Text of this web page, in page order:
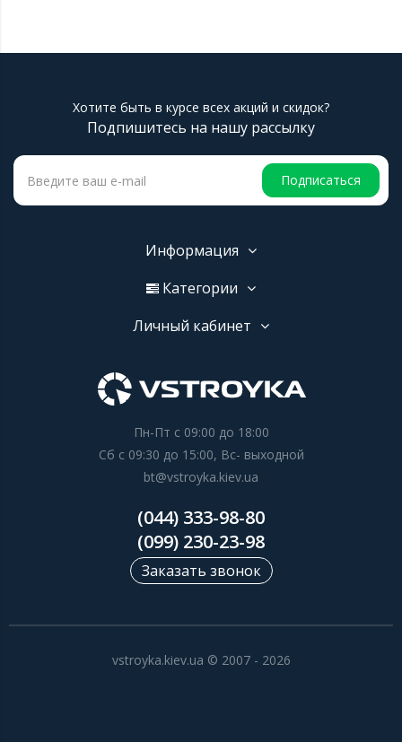
Хотите быть в курсе всех акций и скидок?
Подпишитесь на нашу рассылку
Подписаться
Информация
Категории
Личный кабинет
Пн-Пт с 09:00 до 18:00
Сб с 09:30 до 15:00, Вс- выходной
bt@vstroyka.kiev.ua
(044) 333-98-80
(099) 230-23-98
Заказать звонок
vstroyka.kiev.ua © 2007 - 2026